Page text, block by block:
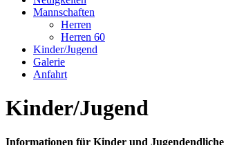
Mannschaften
Herren
Herren 60
Kinder/Jugend
Galerie
Anfahrt
Kinder/Jugend
Informationen für Kinder und Jugendendliche